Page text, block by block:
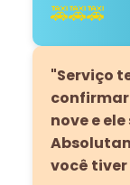
🚕🚕🚕
"Serviço
nove e
você